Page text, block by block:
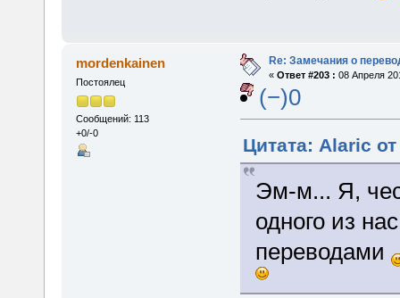
mordenkainen
Постоялец
Сообщений: 113
+0/-0
Re: Замечания о
« Ответ #203 : 08 Апреля
(−)0
Цитата: Alaric
Эм-м... Я,
одного из
переводами